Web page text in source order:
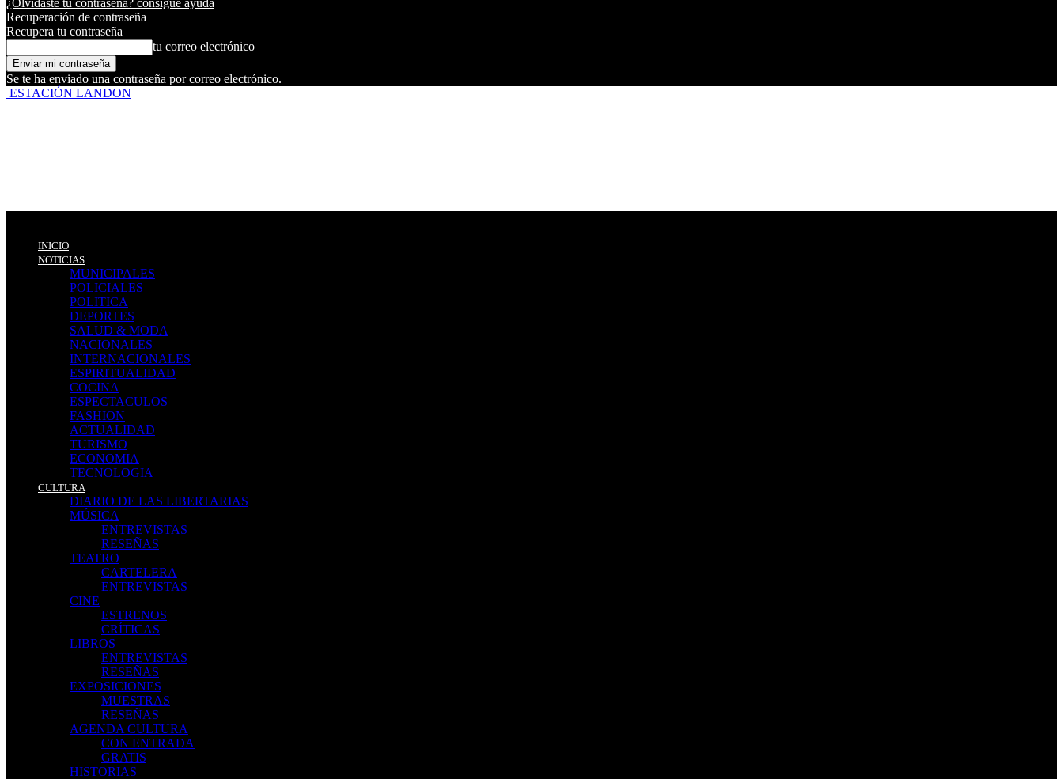
¿Olvidaste tu contraseña? consigue ayuda
Recuperación de contraseña
Recupera tu contraseña
tu correo electrónico
Se te ha enviado una contraseña por correo electrónico.
ESTACIÓN LANDON
INICIO
NOTICIAS
MUNICIPALES
POLICIALES
POLITICA
DEPORTES
SALUD & MODA
NACIONALES
INTERNACIONALES
ESPIRITUALIDAD
COCINA
ESPECTACULOS
FASHION
ACTUALIDAD
TURISMO
ECONOMIA
TECNOLOGIA
CULTURA
DIARIO DE LAS LIBERTARIAS
MÚSICA
ENTREVISTAS
RESEÑAS
TEATRO
CARTELERA
ENTREVISTAS
CINE
ESTRENOS
CRÍTICAS
LIBROS
ENTREVISTAS
RESEÑAS
EXPOSICIONES
MUESTRAS
RESEÑAS
AGENDA CULTURA
CON ENTRADA
GRATIS
HISTORIAS